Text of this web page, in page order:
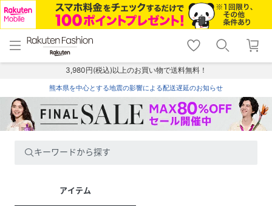
menu home
トップ
shopping_cart lock_outline
ログイン
3,980円(税込)以上のお買い物で送料無料！
熊本県を中心とする地震の影響による配送遅延のお知らせ
キーワードから探す
アイテム